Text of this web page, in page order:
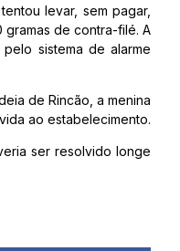
levar, sem pagar,
gramas de contra-filé. A
sistema de alarme
de Rincão, a menina
ao estabelecimento.
ser resolvido longe